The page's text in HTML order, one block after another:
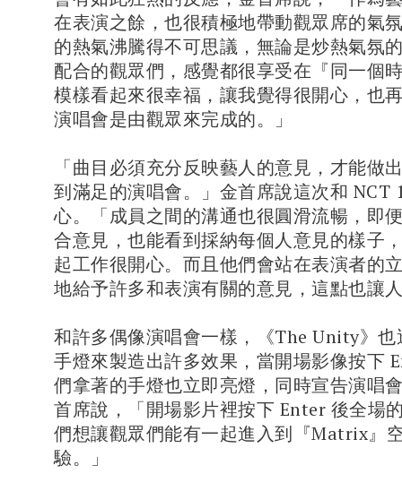
在表演之餘，也很積極地帶動觀眾席的氣
的熱氣沸騰得不可思議，無論是炒熱氣氛
配合的觀眾們，感覺都很享受在『同一個
模樣看起來很幸福，讓我覺得很開心，也
演唱會是由觀眾來完成的。」
「曲目必須充分反映藝人的意見，才能做
到滿足的演唱會。」金首席說這次和 NCT
心。「成員之間的溝通也很圓滑流暢，即
合意見，也能看到採納每個人意見的樣子
起工作很開心。而且他們會站在表演者的
地給予許多和表演有關的意見，這點也讓
和許多偶像演唱會一樣，《The Unity》也
手燈來製造出許多效果，當開場影像按下
們拿著的手燈也立即亮燈，同時宣告演唱
首席說，「開場影片裡按下 Enter 後全場
們想讓觀眾們能有一起進入到『Matrix』
驗。」